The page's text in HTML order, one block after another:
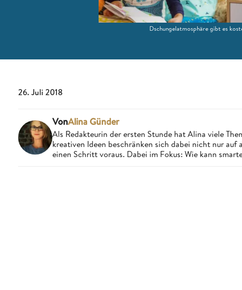
Dschungelatmosphäre gibt es
26. Juli 2018
VonAlina Günder
Als Redakteurin der ersten Stunde hat Alina viele
kreativen Ideen beschränken sich dabei nicht nur
einen Schritt voraus. Dabei im Fokus: Wie kann